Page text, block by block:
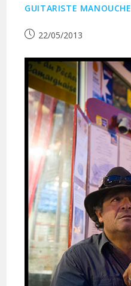
GUITARISTE MANOUCHE
Publication
22/05/2013